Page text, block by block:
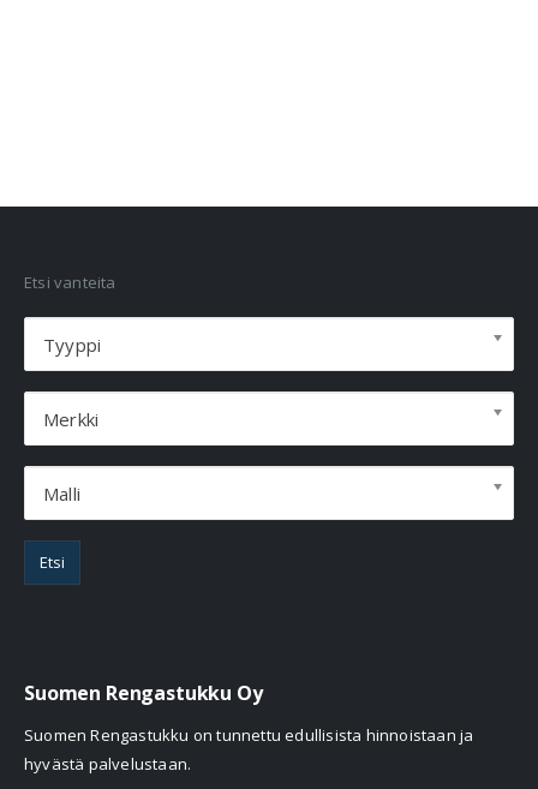
Etsi vanteita
Tyyppi
Merkki
Malli
Etsi
Suomen Rengastukku Oy
Suomen Rengastukku on tunnettu edullisista hinnoistaan ja
hyvästä palvelustaan.